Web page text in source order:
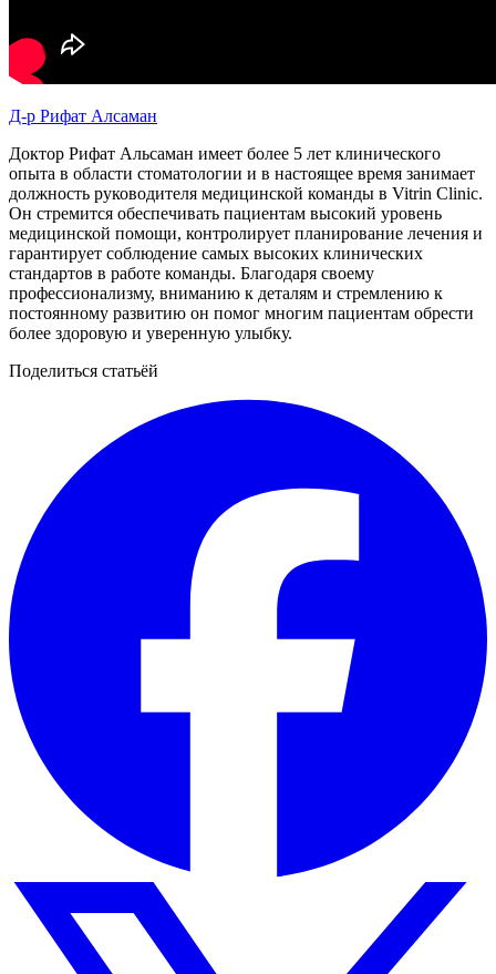
Д-р Рифат Алсаман
Доктор Рифат Альсаман имеет более 5 лет клинического
опыта в области стоматологии и в настоящее время занимает
должность руководителя медицинской команды в Vitrin Clinic.
Он стремится обеспечивать пациентам высокий уровень
медицинской помощи, контролирует планирование лечения и
гарантирует соблюдение самых высоких клинических
стандартов в работе команды. Благодаря своему
профессионализму, вниманию к деталям и стремлению к
постоянному развитию он помог многим пациентам обрести
более здоровую и уверенную улыбку.
Поделиться статьёй